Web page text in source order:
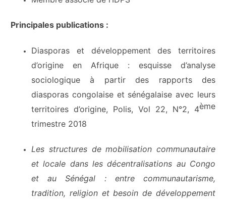
Principales publications :
Diasporas et développement des territoires
d’origine en Afrique : esquisse d’analyse
sociologique à partir des rapports des
diasporas congolaise et sénégalaise avec leurs
territoires d’origine, Polis, Vol 22, N°2, 4ème
trimestre 2018
Les structures de mobilisation communautaire
et locale dans les décentralisations au Congo
et au Sénégal : entre communautarisme,
tradition, religion et besoin de développement